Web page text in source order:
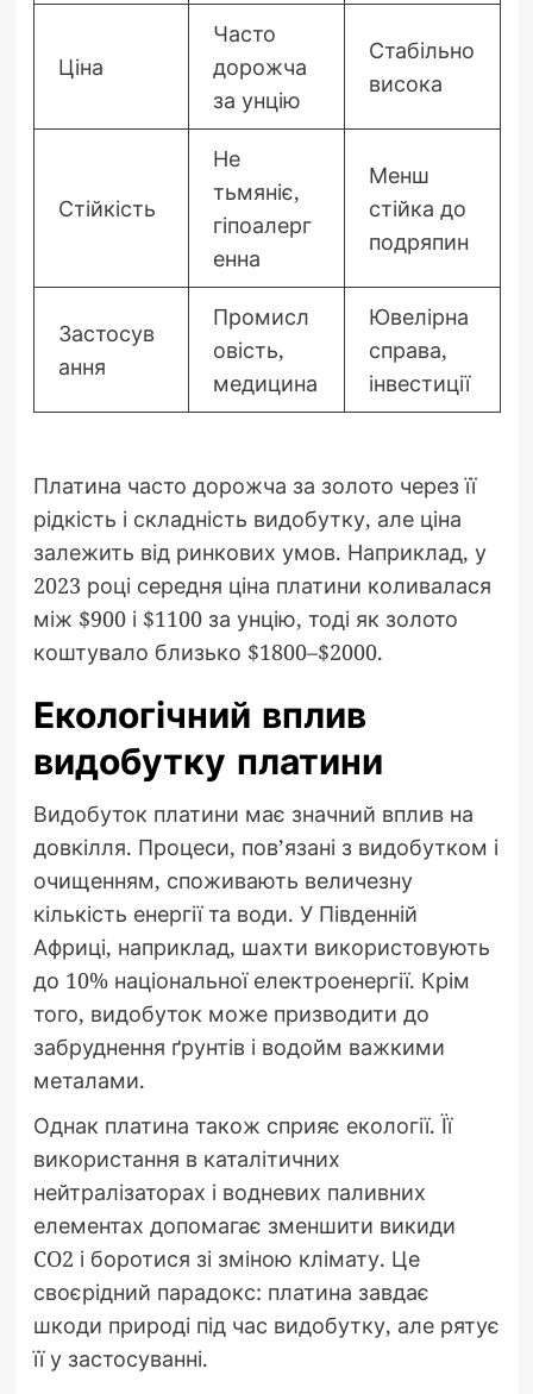
Ціна
Часто
дорожча
за унцію
Стабільно
висока
Стійкість
Не
тьмяніє,
гіпоалерг
енна
Менш
стійка до
подряпин
Застосув
ання
Промисл
овість,
медицина
Ювелірна
справа,
інвестиції
Платина часто дорожча за золото через її
рідкість і складність видобутку, але ціна
залежить від ринкових умов. Наприклад, у
2023 році середня ціна платини коливалася
між $900 і $1100 за унцію, тоді як золото
коштувало близько $1800–$2000.
Екологічний вплив
видобутку платини
Видобуток платини має значний вплив на
довкілля. Процеси, пов’язані з видобутком і
очищенням, споживають величезну
кількість енергії та води. У Південній
Африці, наприклад, шахти використовують
до 10% національної електроенергії. Крім
того, видобуток може призводити до
забруднення ґрунтів і водойм важкими
металами.
Однак платина також сприяє екології. Її
використання в каталітичних
нейтралізаторах і водневих паливних
елементах допомагає зменшити викиди
CO2 і боротися зі зміною клімату. Це
своєрідний парадокс: платина завдає
шкоди природі під час видобутку, але рятує
її у застосуванні.